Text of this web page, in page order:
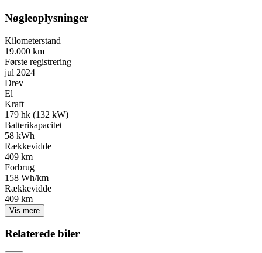
Nøgleoplysninger
Kilometerstand
19.000 km
Første registrering
jul 2024
Drev
El
Kraft
179 hk (132 kW)
Batterikapacitet
58 kWh
Rækkevidde
409 km
Forbrug
158 Wh/km
Rækkevidde
409 km
Vis mere
Relaterede biler